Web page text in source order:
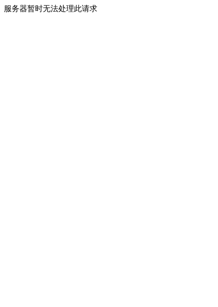
服务器暂时无法处理此请求